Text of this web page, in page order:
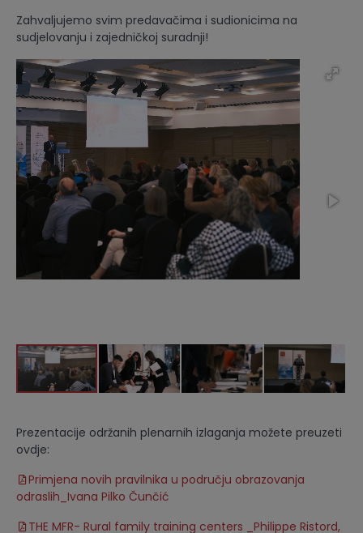
Zahvaljujemo svim predavačima i sudionicima na
sudjelovanju i zajedničkoj suradnji!
Prezentacije održanih plenarnih izlaganja možete preuzeti
ovdje:
Primjena novih pravilnika u području obrazovanja
odraslih_Ivana Pilko Čunčić
THE MFR- Rural family training centers _Philippe Ristord,